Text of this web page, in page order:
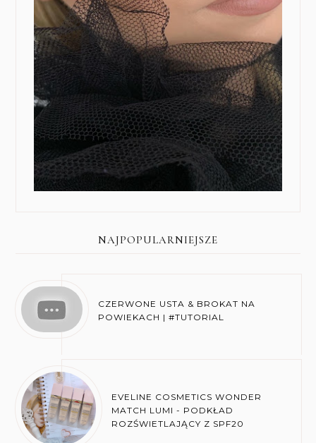
NAJPOPULARNIEJSZE
CZERWONE USTA & BROKAT NA
POWIEKACH | #TUTORIAL
EVELINE COSMETICS WONDER
MATCH LUMI - PODKŁAD
ROZŚWIETLAJĄCY Z SPF20